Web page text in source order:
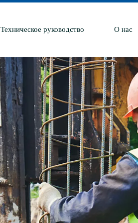
Техническое руководство О нас